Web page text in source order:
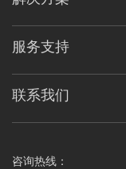
服务支持
联系我们
咨询热线：